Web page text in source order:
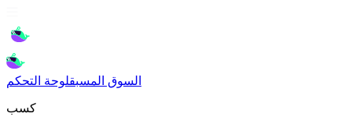
السوق المسبقلوحة التحكم
كسب